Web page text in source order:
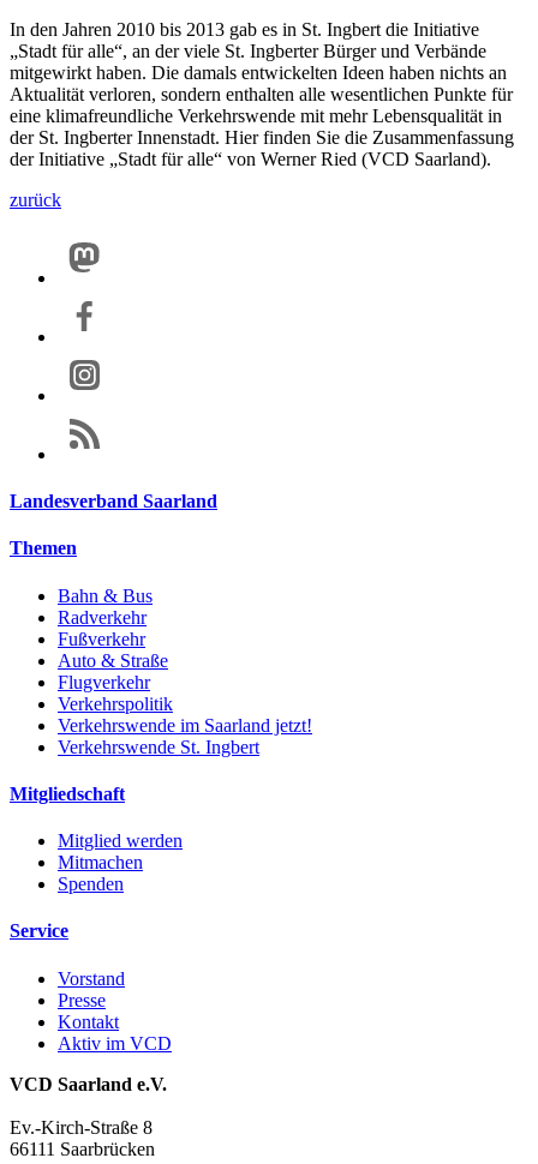
In den Jahren 2010 bis 2013 gab es in St. Ingbert die Initiative
„Stadt für alle“, an der viele St. Ingberter Bürger und Verbände
mitgewirkt haben. Die damals entwickelten Ideen haben nichts an
Aktualität verloren, sondern enthalten alle wesentlichen Punkte für
eine klimafreundliche Verkehrswende mit mehr Lebensqualität in
der St. Ingberter Innenstadt. Hier finden Sie die Zusammenfassung
der Initiative „Stadt für alle“ von Werner Ried (VCD Saarland).
zurück
Landesverband Saarland
Themen
Bahn & Bus
Radverkehr
Fußverkehr
Auto & Straße
Flugverkehr
Verkehrspolitik
Verkehrswende im Saarland jetzt!
Verkehrswende St. Ingbert
Mitgliedschaft
Mitglied werden
Mitmachen
Spenden
Service
Vorstand
Presse
Kontakt
Aktiv im VCD
VCD Saarland e.V.
Ev.-Kirch-Straße 8
66111 Saarbrücken